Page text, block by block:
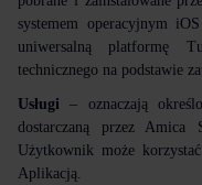
systemem operacyjnym
uniwersalną platformę
technicznego na podstawie
Usługi – oznaczają
dostarczaną przez
Użytkownik może
Aplikacją.